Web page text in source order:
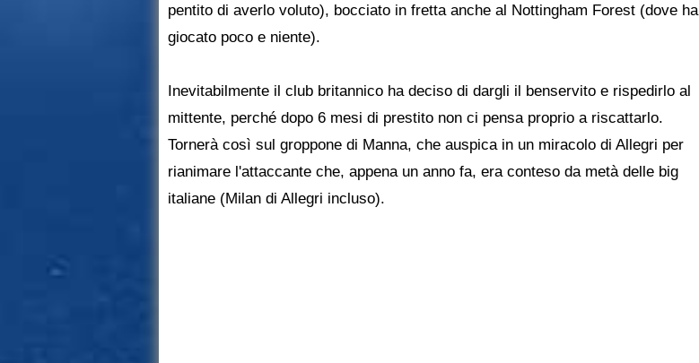
pentito di averlo voluto), bocciato in fretta anche al Nottingham Forest (dove ha
giocato poco e niente).
Inevitabilmente il club britannico ha deciso di dargli il benservito e rispedirlo al
mittente, perché dopo 6 mesi di prestito non ci pensa proprio a riscattarlo.
Tornerà così sul groppone di Manna, che auspica in un miracolo di Allegri per
rianimare l'attaccante che, appena un anno fa, era conteso da metà delle big
italiane (Milan di Allegri incluso).